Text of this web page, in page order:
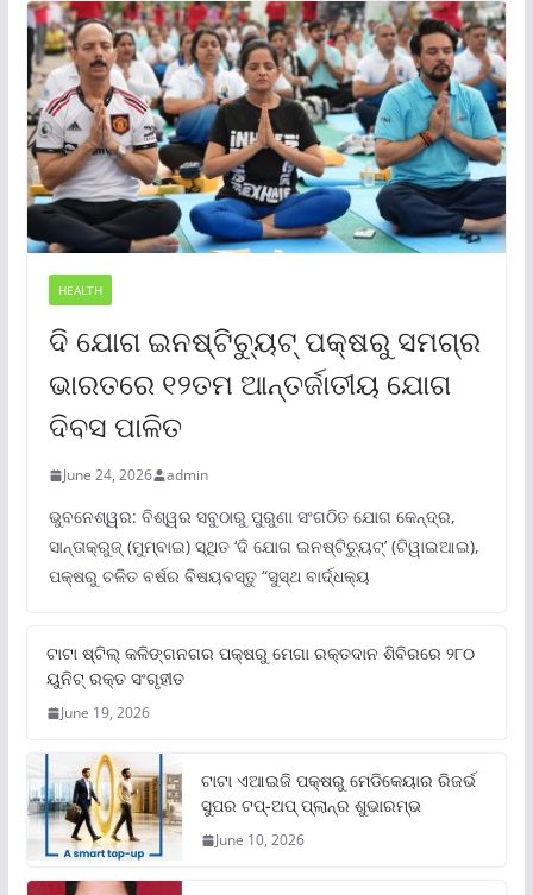
HEALTH
ଦି ଯୋଗ ଇନଷ୍ଟିଚ୍ୟୁଟ୍ ପକ୍ଷରୁ ସମଗ୍ର
ଭାରତରେ ୧୨ତମ ଆନ୍ତର୍ଜାତୀୟ ଯୋଗ
ଦିବସ ପାଳିତ
June 24, 2026 admin
ଭୁବନେଶ୍ୱର: ବିଶ୍ୱର ସବୁଠାରୁ ପୁରୁଣା ସଂଗଠିତ ଯୋଗ କେନ୍ଦ୍ର,
ସାନ୍ତାକ୍ରୁଜ୍ (ମୁମ୍ବାଇ) ସ୍ଥିତ ‘ଦି ଯୋଗ ଇନଷ୍ଟିଚ୍ୟୁଟ୍‌’ (ଟିୱାଇଆଇ),
ପକ୍ଷରୁ ଚଳିତ ବର୍ଷର ବିଷୟବସ୍ତୁ “ସୁସ୍ଥ ବାର୍ଦ୍ଧକ୍ୟ
ଟାଟା ଷ୍ଟିଲ୍‌ କଳିଙ୍ଗନଗର ପକ୍ଷରୁ ମେଗା ରକ୍ତଦାନ ଶିବିରରେ ୨୮୦
ୟୁନିଟ୍‌ ରକ୍ତ ସଂଗୃହୀତ
June 19, 2026
ଟାଟା ଏଆଇଜି ପକ୍ଷରୁ ମେଡିକେୟାର ରିଜର୍ଭ
ସୁପର ଟପ୍‌-ଅପ୍ ପ୍ଲାନ୍‌ର ଶୁଭାରମ୍ଭ
June 10, 2026